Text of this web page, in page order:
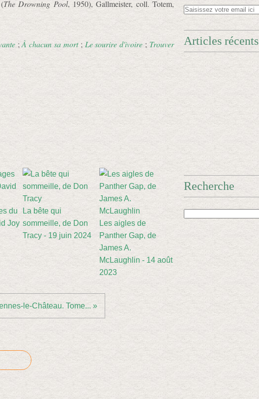
The Drowning Pool, 1950), Gallmeister, coll. Totem,
;À chacun sa mort; Le sourire d'ivoire ; Trouver
du
Joy
La bête qui
sommeille, de Don
Tracy - 19 juin 2024
Les aigles de
Panther Gap, de
James A.
McLaughlin - 14 août
2023
le-Château. Tome... »
Articles récents
Recherche